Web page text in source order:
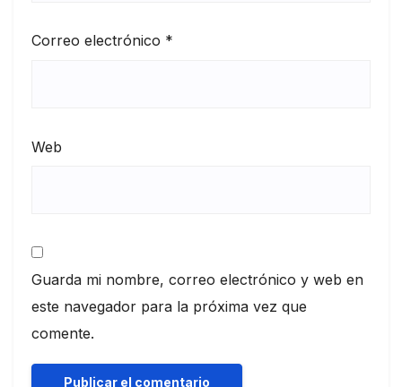
Correo electrónico *
Web
Guarda mi nombre, correo electrónico y web en
este navegador para la próxima vez que
comente.